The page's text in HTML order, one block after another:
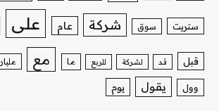
ستريت سوق شركة عام على
قبل قد لشركة للربع ما مع مليار
وول يقول يوم